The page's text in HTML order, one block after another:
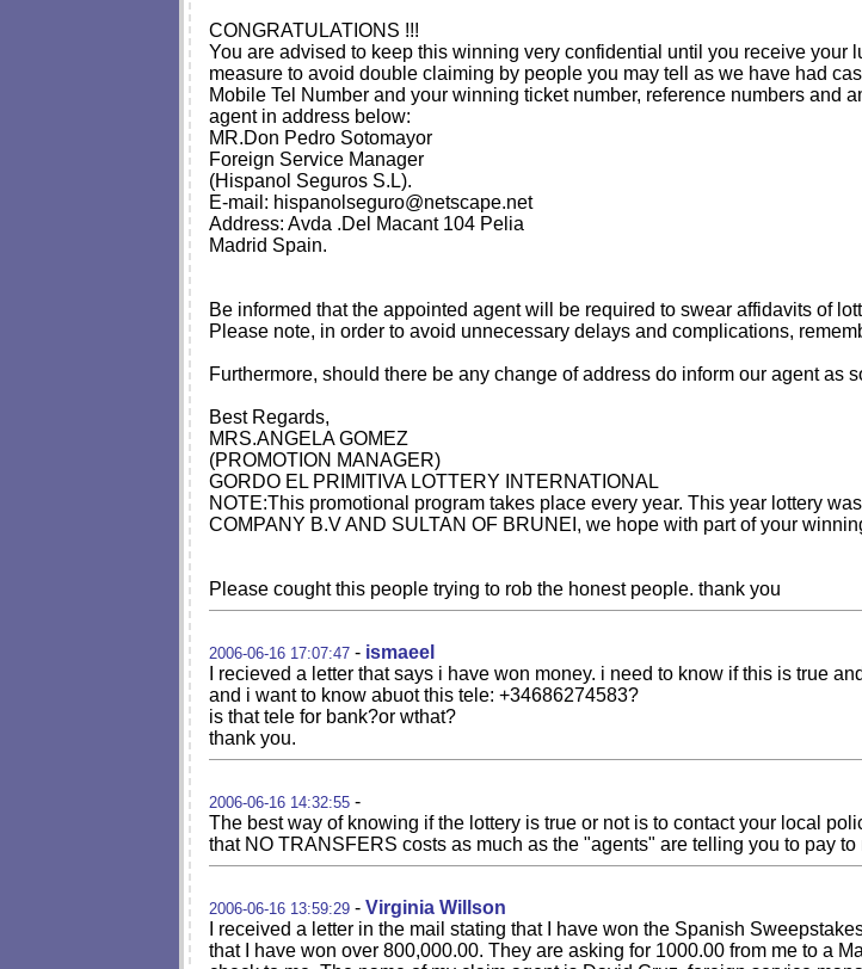
CONGRATULATIONS !!!
You are advised to keep this winning very confidential until you receive
measure to avoid double claiming by people you may tell as we have had
Mobile Tel Number and your winning ticket number, reference numbers
agent in address below:
MR.Don Pedro Sotomayor
Foreign Service Manager
(Hispanol Seguros S.L).
E-mail: hispanolseguro@netscape.net
Address: Avda .Del Macant 104 Pelia
Madrid Spain.
Be informed that the appointed agent will be required to swear affidavits of
Please note, in order to avoid unnecessary delays and complications,
Furthermore, should there be any change of address do inform our agent as
Best Regards,
MRS.ANGELA GOMEZ
(PROMOTION MANAGER)
GORDO EL PRIMITIVA LOTTERY INTERNATIONAL
NOTE:This promotional program takes place every year. This year lottery
COMPANY B.V AND SULTAN OF BRUNEI, we hope with part of your
Please cought this people trying to rob the honest people. thank you
2006-06-16 17:07:47 - ismaeel
I recieved a letter that says i have won money. i need to know if this is true
and i want to know abuot this tele: +34686274583?
is that tele for bank?or wthat?
thank you.
2006-06-16 14:32:55 -
The best way of knowing if the lottery is true or not is to contact your local
that NO TRANSFERS costs as much as the "agents" are telling you to pay
2006-06-16 13:59:29 - Virginia Willson
I received a letter in the mail stating that I have won the Spanish
that I have won over 800,000.00. They are asking for 1000.00 from me to a